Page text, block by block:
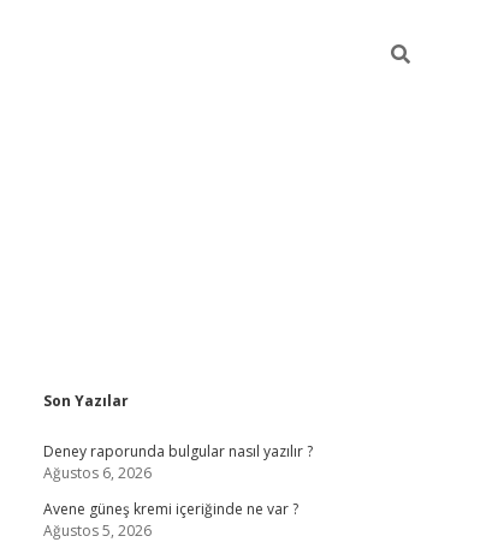
Sidebar
Son Yazılar
Deney raporunda bulgular nasıl yazılır ?
Ağustos 6, 2026
Avene güneş kremi içeriğinde ne var ?
Ağustos 5, 2026